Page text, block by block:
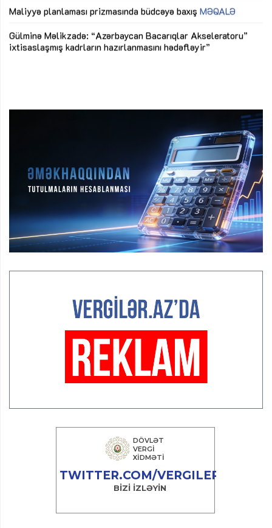
Maliyyə planlaması prizmasında büdcəyə baxış MƏQALƏ
Gülminə Məlikzadə: “Azərbaycan Bacarıqlar Akseleratoru”
ixtisaslaşmış kadrların hazırlanmasını hədəfləyir”